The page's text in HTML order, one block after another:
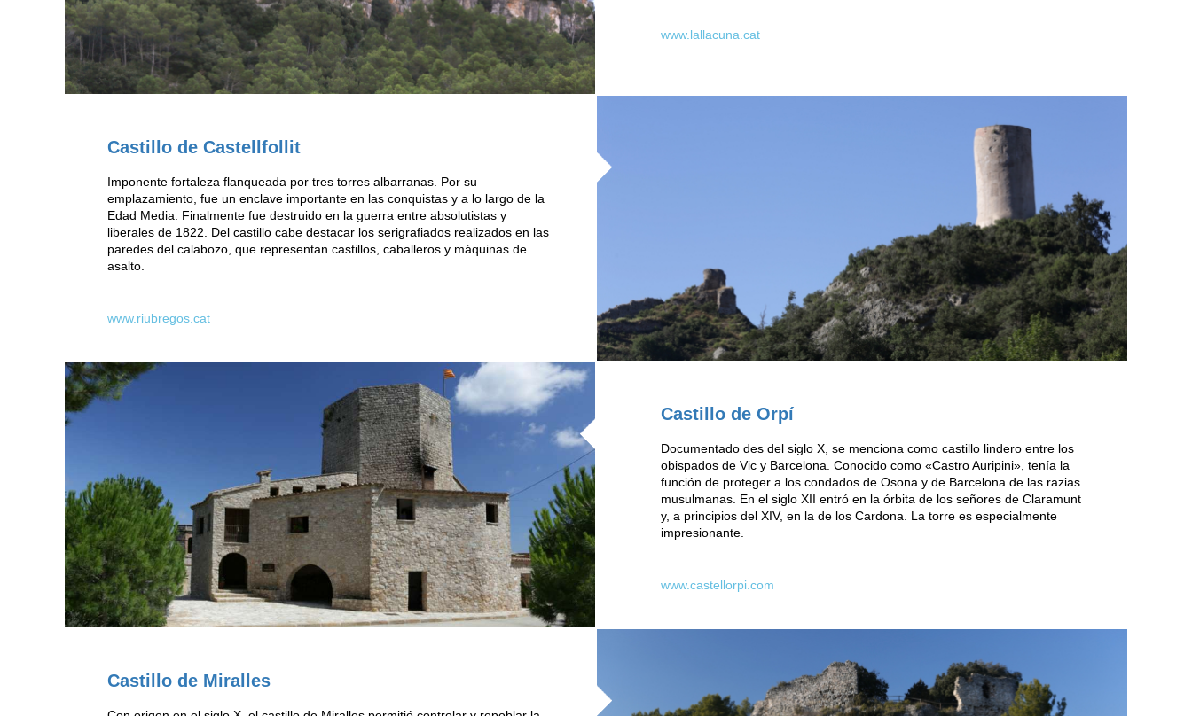
www.lallacuna.cat
Castillo de Castellfollit
Imponente fortaleza flanqueada por tres torres albarranas. Por su
emplazamiento, fue un enclave importante en las conquistas y a lo largo de la
Edad Media. Finalmente fue destruido en la guerra entre absolutistas y
liberales de 1822. Del castillo cabe destacar los serigrafiados realizados en las
paredes del calabozo, que representan castillos, caballeros y máquinas de
asalto.
www.riubregos.cat
Castillo de Orpí
Documentado des del siglo X, se menciona como castillo lindero entre los
obispados de Vic y Barcelona. Conocido como «Castro Auripini», tenía la
función de proteger a los condados de Osona y de Barcelona de las razias
musulmanas. En el siglo XII entró en la órbita de los señores de Claramunt
y, a principios del XIV, en la de los Cardona. La torre es especialmente
impresionante.
www.castellorpi.com
Castillo de Miralles